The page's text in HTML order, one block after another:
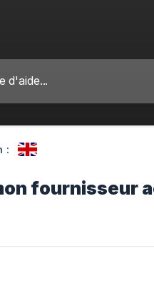
:
fournisseur